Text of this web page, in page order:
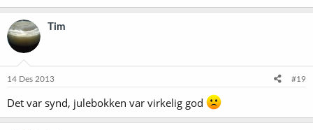
Tim
14 Des 2013 #19
Det var synd, julebokken var virkelig god